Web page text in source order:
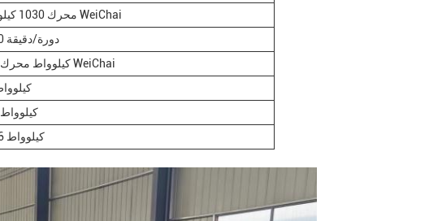
محرك 1030 كيلوواط WeiChai
1500 دورة/دقيقة
426 كيلوواط محرك WeiChai
50
220 كيلوواط
1506 كيلوواط